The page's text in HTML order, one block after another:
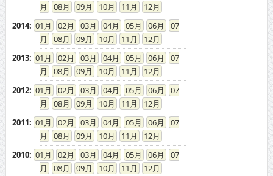
08
09 10 11
12
2014: 01 02 03 04 05 06
07
08
09 10 11
12
2013: 01 02 03 04 05 06
07
08
09 10 11
12
2012: 01 02 03 04 05 06
07
08
09 10 11
12
2011: 01 02 03 04 05 06
07
08
09 10 11
12
2010: 01 02 03 04 05 06
07
08
09 10 11
12